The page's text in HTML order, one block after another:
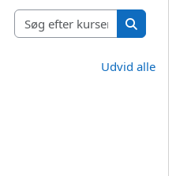
Søg efter
Søg efter
Udvid alle